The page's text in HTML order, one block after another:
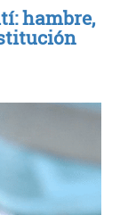
hambre,